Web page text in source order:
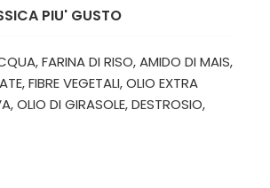
PIU' GUSTO
FARINA DI RISO, AMIDO DI MAIS,
FIBRE VEGETALI, OLIO EXTRA
OLIO DI GIRASOLE, DESTROSIO,